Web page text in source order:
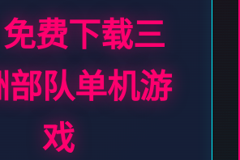
费下载三
部队单机游
戏